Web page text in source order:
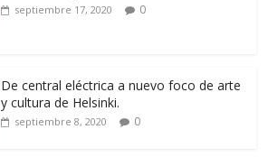
septiembre 17, 2020 0
De central eléctrica a nuevo foco de arte
y cultura de Helsinki.
septiembre 8, 2020 0